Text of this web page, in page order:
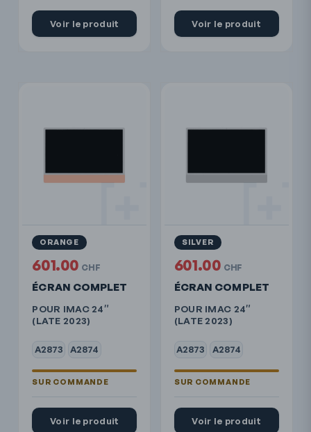
Voir le produit Voir le produit
ÉCRAN COMPLET
POUR IMAC 24″
(LATE 2023)
A2873 A2874
ORANGE
601.00 CHF
Voir le produit
ÉCRAN COMPLET
POUR IMAC 24″
(LATE 2023)
A2873 A2874
SILVER
601.00 CHF
Voir le produit